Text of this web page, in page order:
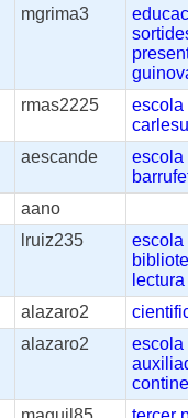
mgrima3
rmas2225
escola
aescande
escola
aano
lruiz235
escola
lectura
alazaro2
alazaro2
escola